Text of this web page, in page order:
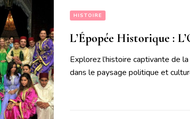
HISTOIRE
L’Épopée Historique :
Explorez l’histoire captivante de
dans le paysage politique et